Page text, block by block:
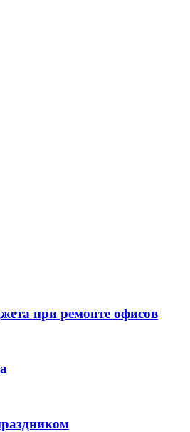
при ремонте офисов